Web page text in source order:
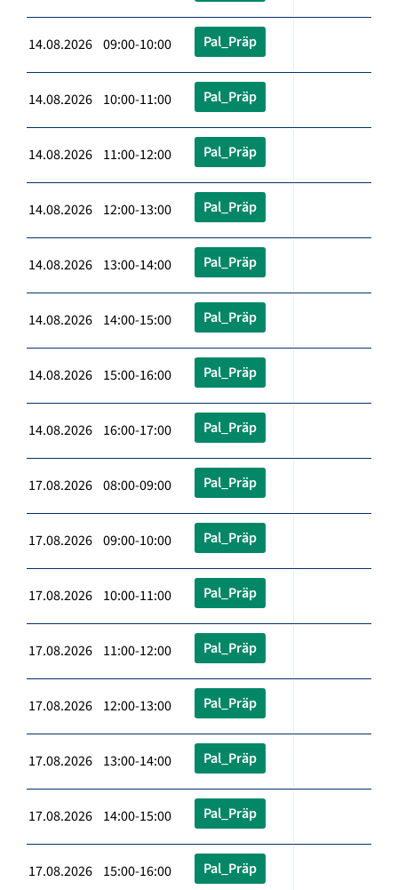
14.08.2026 09:00-10:00 Pal_Präp
14.08.2026 10:00-11:00 Pal_Präp
14.08.2026 11:00-12:00 Pal_Präp
14.08.2026 12:00-13:00 Pal_Präp
14.08.2026 13:00-14:00 Pal_Präp
14.08.2026 14:00-15:00 Pal_Präp
14.08.2026 15:00-16:00 Pal_Präp
14.08.2026 16:00-17:00 Pal_Präp
17.08.2026 08:00-09:00 Pal_Präp
17.08.2026 09:00-10:00 Pal_Präp
17.08.2026 10:00-11:00 Pal_Präp
17.08.2026 11:00-12:00 Pal_Präp
17.08.2026 12:00-13:00 Pal_Präp
17.08.2026 13:00-14:00 Pal_Präp
17.08.2026 14:00-15:00 Pal_Präp
17.08.2026 15:00-16:00 Pal_Präp